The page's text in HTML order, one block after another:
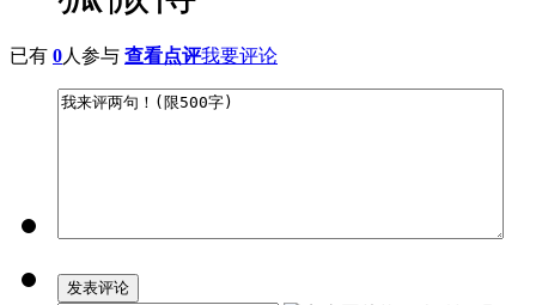
已有 0人参与 查看点评我要评论